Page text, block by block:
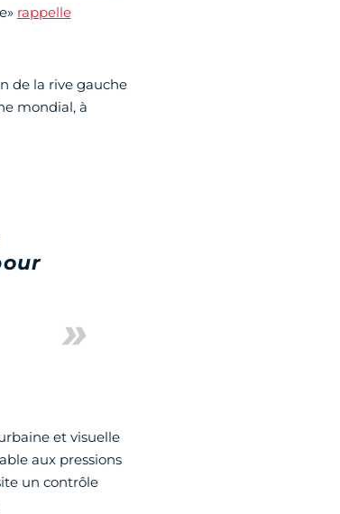
rappelle
de la rive gauche
mondial, à
et visuelle
aux pressions
un contrôle